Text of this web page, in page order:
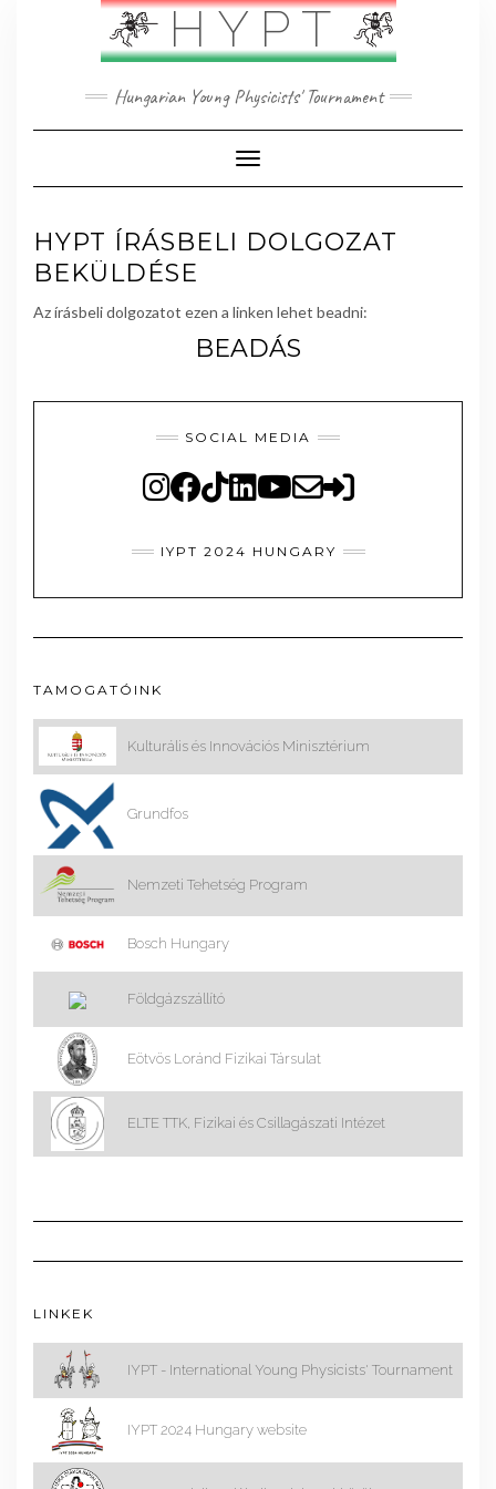
HYPT
Hungarian Young Physicists' Tournament
Toggle Navigation
HYPT ÍRÁSBELI DOLGOZAT
BEKÜLDÉSE
Az írásbeli dolgozatot ezen a linken lehet beadni:
BEADÁS
SOCIAL MEDIA
IYPT 2024 HUNGARY
TAMOGATÓINK
Kulturális és Innovációs Minisztérium
Grundfos
Nemzeti Tehetség Program
Bosch Hungary
Földgázszállító
Eötvös Loránd Fizikai Társulat
ELTE TTK, Fizikai és Csillagászati Intézet
LINKEK
IYPT - International Young Physicists' Tournament
IYPT 2024 Hungary website